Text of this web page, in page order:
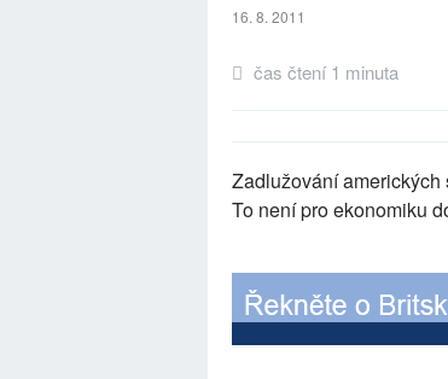
16. 8. 2011
čas čtení 1 minuta
Zadlužování
To není pro ekonomiku